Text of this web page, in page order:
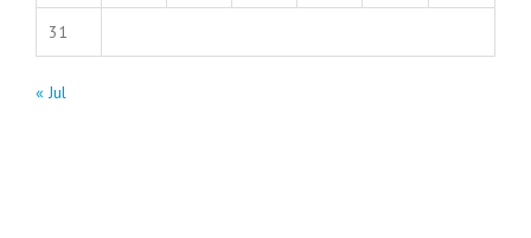
31
« Jul